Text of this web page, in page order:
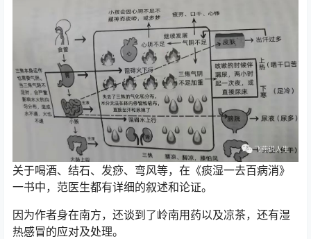
关于喝酒、结石、发痧、弯风等，在《痰湿一去百病消》
一书中，范医生都有详细的叙述和论证。
因为作者身在南方，还谈到了岭南用药以及凉茶，还有湿
热感冒的应对及处理。